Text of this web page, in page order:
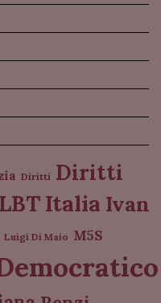
Diritti Diritti
Italia Ivan
Luigi Di Maio M5S